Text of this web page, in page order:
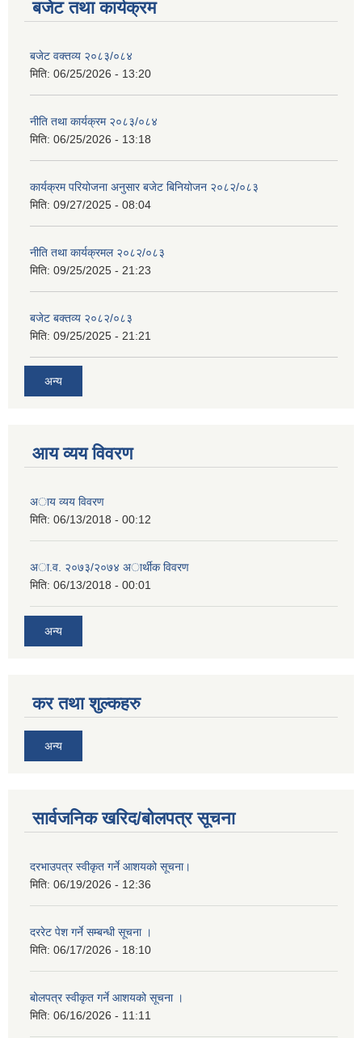
बजेट तथा कार्यक्रम
बजेट वक्तव्य २०८३/०८४
मिति: 06/25/2026 - 13:20
नीति तथा कार्यक्रम २०८३/०८४
मिति: 06/25/2026 - 13:18
कार्यक्रम परियोजना अनुसार बजेट बिनियोजन २०८२/०८३
मिति: 09/27/2025 - 08:04
नीति तथा कार्यक्रमल २०८२/०८३
मिति: 09/25/2025 - 21:23
बजेट बक्तव्य २०८२/०८३
मिति: 09/25/2025 - 21:21
अन्य
आय व्यय विवरण
अाय व्यय विवरण
मिति: 06/13/2018 - 00:12
अा.व. २०७३/२०७४ अार्थीक विवरण
मिति: 06/13/2018 - 00:01
अन्य
कर तथा शुल्कहरु
अन्य
सार्वजनिक खरिद/बोलपत्र सूचना
दरभाउपत्र स्वीकृत गर्ने आशयको सूचना।
मिति: 06/19/2026 - 12:36
दररेट पेश गर्ने सम्बन्धी सूचना ।
मिति: 06/17/2026 - 18:10
बोलपत्र स्वीकृत गर्ने आशयको सूचना ।
मिति: 06/16/2026 - 11:11